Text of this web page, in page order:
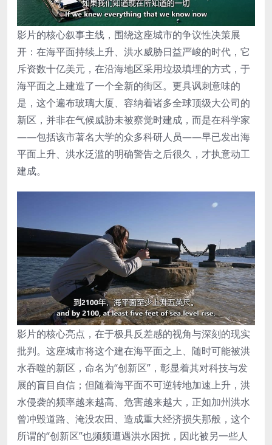
影片的核心叙事主线，围绕这座城市的争议性决策展
开：在海平面持续上升、洪水威胁日益严峻的时代，它
斥资数十亿美元，在沿海地区采用垃圾填埋的方式，于
海平面之上建造了一个全新的街区。更具讽刺意味的
是，这个遍布玻璃大厦、容纳着诸多全球顶级大公司的
新区，并非在气候威胁未被察觉时建成，而是在科学家
——包括该市著名大学的众多科研人员——早已发出海
平面上升、洪水泛滥的明确警告之后很久，才执意动工
建成。
影片的核心亮点，在于极具反差感的视角与深刻的现实
批判。这座城市将这个建在海平面之上、随时可能被洪
水吞噬的新区，命名为“创新区”，彰显着其对科技与发
展的盲目自信；但随着海平面不可逆转地加速上升，洪
水侵袭的频率越来越高、危害越来越大，正如加州洪水
曾冲毁道路、淹没农田、造成重大经济损失那般，这个
所谓的“创新区”也频频遭遇洪水困扰，因此被另一些人